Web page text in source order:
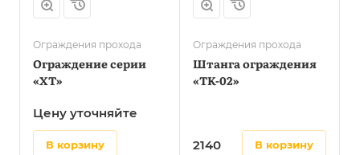
Ограждения прохода
Ограждение серии
«XT»
Цену уточняйте
в корзину
Ограждения прохода
Штанга ограждения
«TK-02»
2140 в корзину